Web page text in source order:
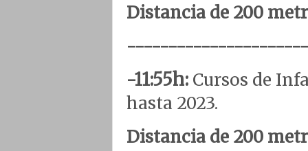
Distancia de 200
-11:55h: Cursos de
hasta 2023.
Distancia de 200